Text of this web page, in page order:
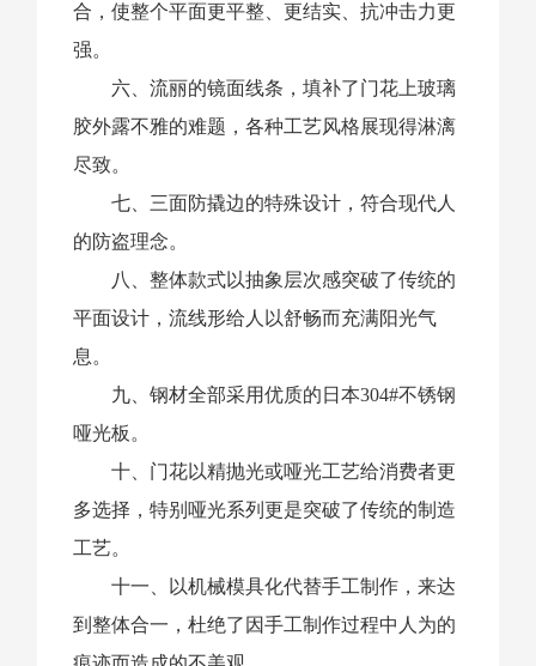
合，使整个平面更平整、更结实、抗冲击力更
强。
六、流丽的镜面线条，填补了门花上玻璃
胶外露不雅的难题，各种工艺风格展现得淋漓
尽致。
七、三面防撬边的特殊设计，符合现代人
的防盗理念。
八、整体款式以抽象层次感突破了传统的
平面设计，流线形给人以舒畅而充满阳光气
息。
九、钢材全部采用优质的日本304#不锈钢
哑光板。
十、门花以精抛光或哑光工艺给消费者更
多选择，特别哑光系列更是突破了传统的制造
工艺。
十一、以机械模具化代替手工制作，来达
到整体合一，杜绝了因手工制作过程中人为的